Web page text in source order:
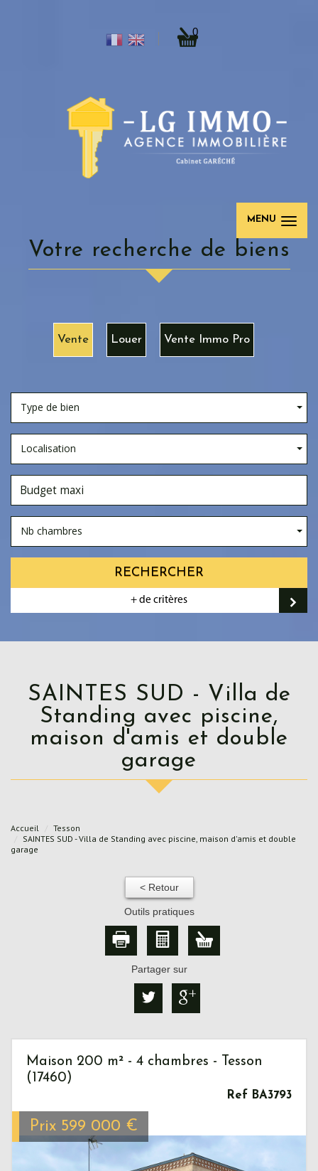
0
MENU
votre recherche de biens
Vente Louer Vente Immo Pro
Type de bien
Localisation
Nb chambres
RECHERCHER
+ de critères
SAINTES SUD - Villa de
Standing avec piscine,
maison d'amis et double
garage
Accueil
Tesson
SAINTES SUD - Villa de Standing avec piscine, maison d'amis et double
garage
< Retour
Outils pratiques
Partager sur
Maison 200 m² - 4 chambres - Tesson
(17460)
Ref BA3793
Prix 599 000 €